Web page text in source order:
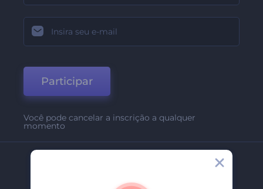
Participar
Você pode cancelar a inscrição a qualquer
momento
Sobre Nós